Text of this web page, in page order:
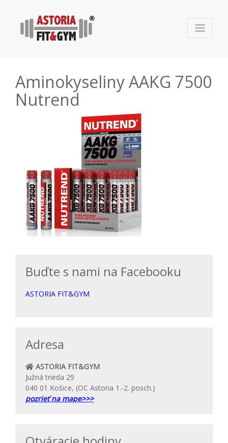
Aminokyseliny AAKG 7500
Nutrend
Buďte s nami na Facebooku
ASTORIA FIT&GYM
Adresa
ASTORIA FIT&GYM
Južná trieda 29
040 01 Košice, (OC Astoria 1.-2. posch.)
pozrieť na mape>>>